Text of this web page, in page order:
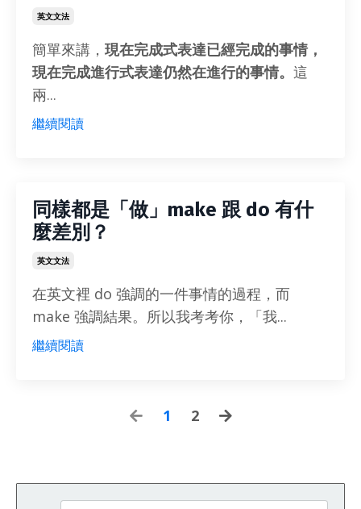
英文文法
簡單來講， 現在完成式表達已經完成的事情，
現在完成進行式表達仍然在進行的事情。 這
兩...
繼續閱讀
同樣都是「做」make 跟 do 有什
麼差別？
英文文法
在英文裡 do 強調的一件事情的過程，而
make 強調結果。所以我考考你，「我...
繼續閱讀
1 2